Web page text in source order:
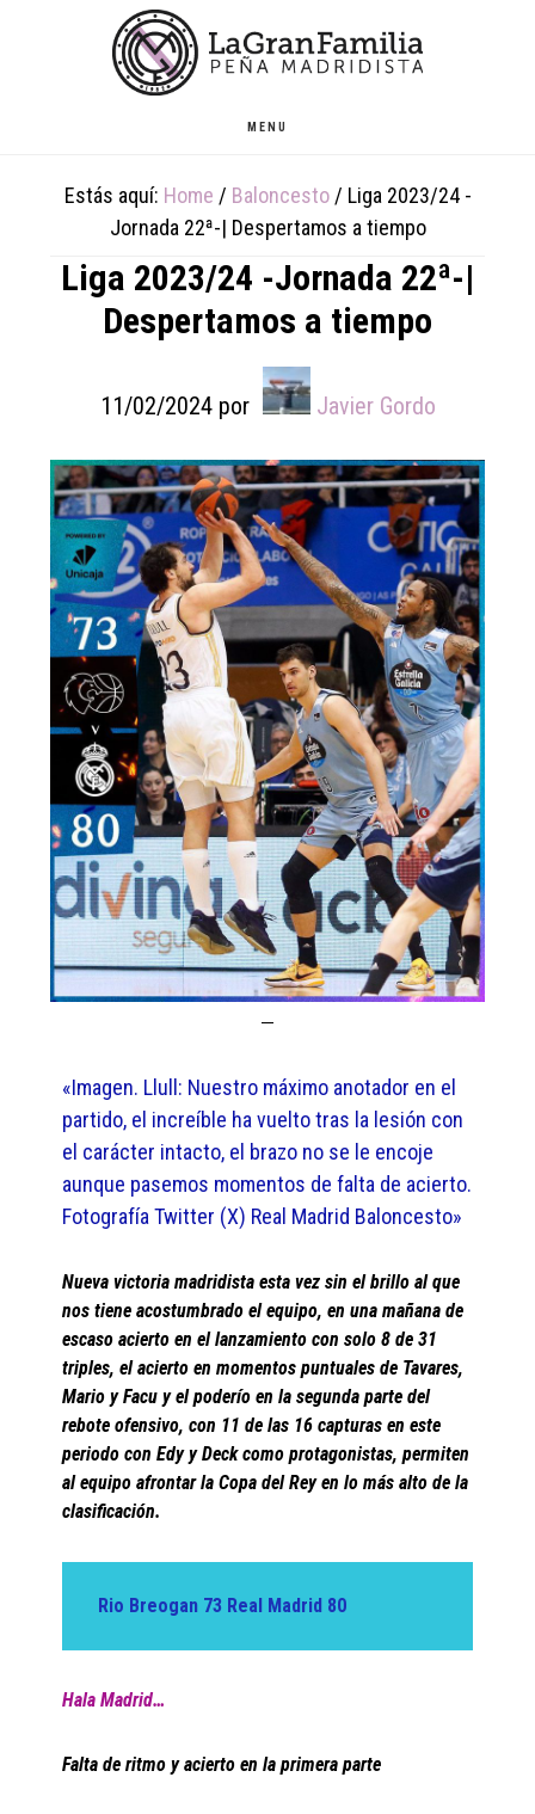
MENU
Estás aquí: Home / Baloncesto / Liga 2023/24 -
Jornada 22ª-| Despertamos a tiempo
Liga 2023/24 -Jornada 22ª-|
Despertamos a tiempo
11/02/2024por Javier Gordo
«Imagen. Llull: Nuestro máximo anotador en el
partido, el increíble ha vuelto tras la lesión con
el carácter intacto, el brazo no se le encoje
aunque pasemos momentos de falta de acierto.
Fotografía Twitter (X) Real Madrid Baloncesto»
Nueva victoria madridista esta vez sin el brillo al que
nos tiene acostumbrado el equipo, en una mañana de
escaso acierto en el lanzamiento con solo 8 de 31
triples, el acierto en momentos puntuales de Tavares,
Mario y Facu y el poderío en la segunda parte del
rebote ofensivo, con 11 de las 16 capturas en este
periodo con Edy y Deck como protagonistas, permiten
al equipo afrontar la Copa del Rey en lo más alto de la
clasificación.
Rio Breogan 73 Real Madrid 80
Hala Madrid…
Falta de ritmo y acierto en la primera parte